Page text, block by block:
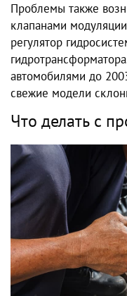
Проблемы также
клапанами
регулятор
автомобилями до
свежие модели
Что делать с